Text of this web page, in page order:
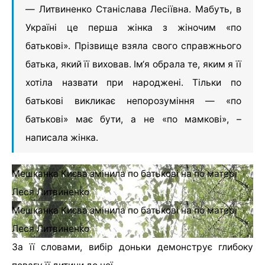
— Литвиненко Станіслава Лесіївна. Мабуть, в
Україні це перша жінка з жіночим «по
батькові». Прізвище взяла свого справжнього
батька, який її виховав. Ім‘я обрала те, яким я її
хотіла назвати при народжені. Тільки по
батькові викликає непорозуміння — «по
батькові» має бути, а не «по мамкові», –
написала жінка.
Мешканка Києва змінила по батькові на по матері
Леся Литвиненко
Мешканка Києва змінила по батькові на по матері
Леся Литвиненко
За її словами, вибір доньки демонструє глибоку